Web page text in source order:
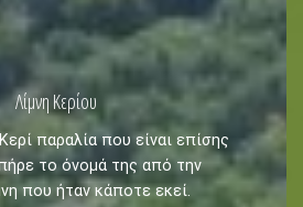
Λίμνη Κερίου
παραλία που είναι επίσης
το όνομά της από την
που ήταν κάποτε εκεί.